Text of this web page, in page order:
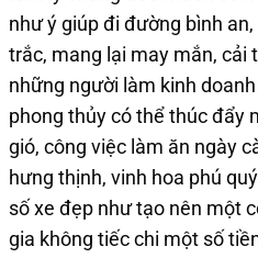
như ý giúp đi đường bình
trắc, mang lại may mắn, cải
những người làm kinh
phong thủy có thể thúc đẩy
gió, công việc làm ăn ngày
hưng thịnh, vinh hoa phú
số xe đẹp như tạo nên một
gia không tiếc chi một số